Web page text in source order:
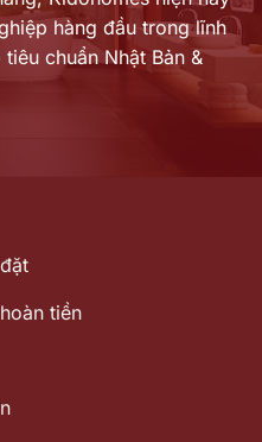
hàng đầu trong lĩnh
chuẩn Nhật Bản &
tiền